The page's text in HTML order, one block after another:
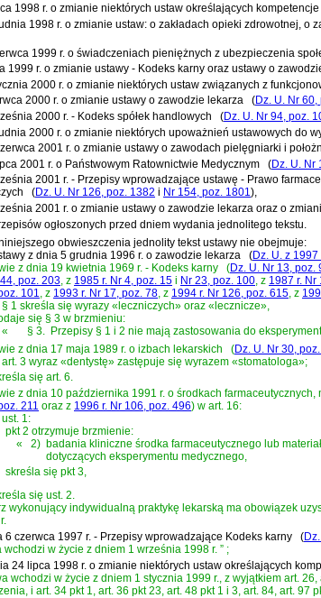
1998 r. o zmianie niektórych ustaw określających
1998 r. o zmianie ustaw: o zakładach opieki zdrowotnej,
1999 r. o świadczeniach pieniężnych z ubezpieczenia
1999 r. o zmianie ustawy - Kodeks karny oraz ustawy o
2000 r. o zmianie niektórych ustaw związanych z
2000 r. o zmianie ustawy o zawodzie lekarza (Dz. U. Nr
2000 r. - Kodeks spółek handlowych (Dz. U. Nr 94, poz.
2000 r. o zmianie niektórych upoważnień ustawowych do
2001 r. o zmianie ustawy o zawodach pielęgniarki i
2001 r. o Państwowym Ratownictwie Medycznym (Dz. U. Nr
2001 r. - Przepisy wprowadzające ustawę - Prawo
(Dz. U. Nr 126, poz. 1382 i Nr 154, poz. 1801),
2001 r. o zmianie ustawy o zawodzie lekarza oraz o
ogłoszonych przed dniem wydania jednolitego tekstu.
obwieszczenia jednolity tekst ustawy nie obejmuje:
z dnia 5 grudnia 1996 r. o zawodzie lekarza (Dz. U. z
z dnia 19 kwietnia 1969 r. - Kodeks karny (Dz. U. Nr 13, poz.
poz. 203 , z 1985 r. Nr 4, poz. 15 i Nr 23, poz. 100 , z 1987 r. Nr
101
, z 1993 r. Nr 17, poz. 78 , z 1994 r. Nr 126, poz. 615 , z
1 skreśla się wyrazy «leczniczych» oraz «lecznicze»,
się § 3 w brzmieniu:
«
§ 3. Przepisy § 1 i 2 nie mają zastosowania do
z dnia 17 maja 1989 r. o izbach lekarskich (Dz. U. Nr 30,
art. 3 wyraz «dentystę» zastępuje się wyrazem «stomatologa»;
się art. 6.
z dnia 10 października 1991 r. o środkach
211 oraz z 1996 r. Nr 106, poz. 496) w art. 16:
1:
pkt 2 otrzymuje brzmienie:
«
2) badania kliniczne środka farmaceutycznego lub
dotyczących eksperymentu medycznego,
skreśla się pkt 3,
się ust. 2.
wykonujący indywidualną praktykę lekarską ma obowiązek
6 czerwca 1997 r. - Przepisy wprowadzające Kodeks karny (
wchodzi w życie z dniem 1 września 1998 r. ” ;
24 lipca 1998 r. o zmianie niektórych ustaw określających
wchodzi w życie z dniem 1 stycznia 1999 r., z wyjątkiem art.
i art. 34 pkt 1, art. 36 pkt 23, art. 48 pkt 1 i 3, art. 84, art.